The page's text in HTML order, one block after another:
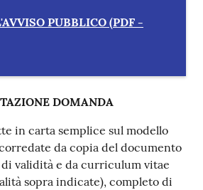
PUBBLICO (PDF -
DOMANDA
in carta semplice sul modello
da copia del documento
validità e da curriculum vitae
sopra indicate), completo di